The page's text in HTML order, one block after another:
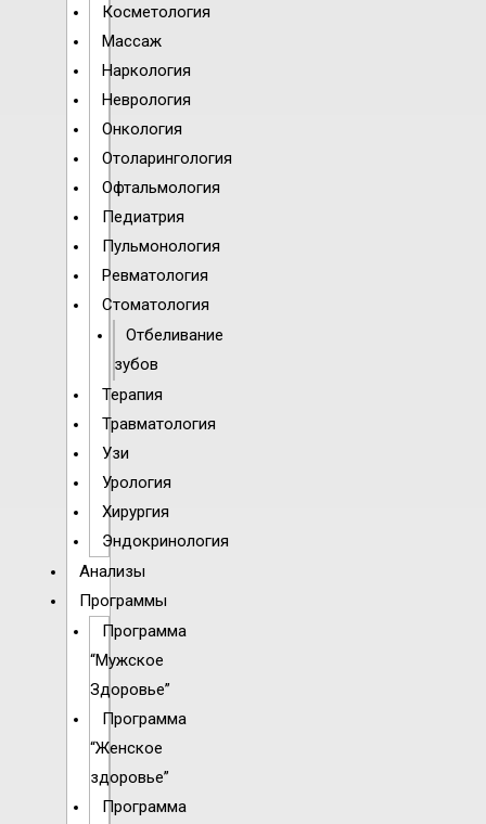
Косметология
Массаж
Наркология
Неврология
Онкология
Отоларингология
Офтальмология
Педиатрия
Пульмонология
Ревматология
Стоматология
Отбеливание
зубов
Терапия
Травматология
Узи
Урология
Хирургия
Эндокринология
Анализы
Программы
Программа
“Мужское
Здоровье”
Программа
“Женское
здоровье”
Программа